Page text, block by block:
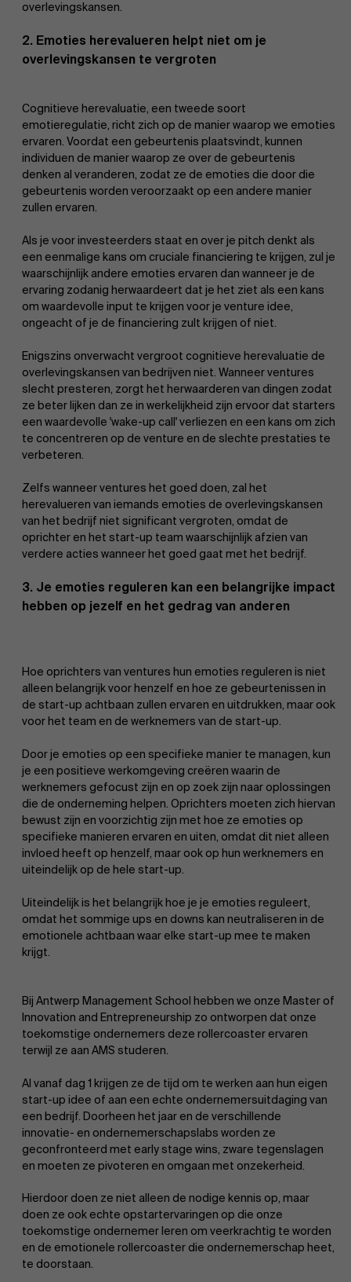
Over Antwerp Management School
Duurzaamheid op AMS
overlevingskansen.
2. Emoties herevalueren helpt niet om je
overlevingskansen te vergroten
Cognitieve herevaluatie, een tweede soort
emotieregulatie, richt zich op de manier waarop we emoties
ervaren. Voordat een gebeurtenis plaatsvindt, kunnen
individuen de manier waarop ze over de gebeurtenis
denken al veranderen, zodat ze de emoties die door die
gebeurtenis worden veroorzaakt op een andere manier
zullen ervaren.
Als je voor investeerders staat en over je pitch denkt als
een eenmalige kans om cruciale financiering te krijgen, zul je
waarschijnlijk andere emoties ervaren dan wanneer je de
ervaring zodanig herwaardeert dat je het ziet als een kans
om waardevolle input te krijgen voor je venture idee,
ongeacht of je de financiering zult krijgen of niet.
Enigszins onverwacht vergroot cognitieve herevaluatie de
overlevingskansen van bedrijven niet. Wanneer ventures
slecht presteren, zorgt het herwaarderen van dingen zodat
ze beter lijken dan ze in werkelijkheid zijn ervoor dat starters
een waardevolle 'wake-up call' verliezen en een kans om zich
te concentreren op de venture en de slechte prestaties te
verbeteren.
Zelfs wanneer ventures het goed doen, zal het
herevalueren van iemands emoties de overlevingskansen
van het bedrijf niet significant vergroten, omdat de
oprichter en het start-up team waarschijnlijk afzien van
verdere acties wanneer het goed gaat met het bedrijf.
3. Je emoties reguleren kan een belangrijke impact
hebben op jezelf en het gedrag van anderen
Hoe oprichters van ventures hun emoties reguleren is niet
alleen belangrijk voor henzelf en hoe ze gebeurtenissen in
de start-up achtbaan zullen ervaren en uitdrukken, maar ook
voor het team en de werknemers van de start-up.
Door je emoties op een specifieke manier te managen, kun
je een positieve werkomgeving creëren waarin de
werknemers gefocust zijn en op zoek zijn naar oplossingen
die de onderneming helpen. Oprichters moeten zich hiervan
bewust zijn en voorzichtig zijn met hoe ze emoties op
specifieke manieren ervaren en uiten, omdat dit niet alleen
invloed heeft op henzelf, maar ook op hun werknemers en
uiteindelijk op de hele start-up.
Uiteindelijk is het belangrijk hoe je je emoties reguleert,
omdat het sommige ups en downs kan neutraliseren in de
emotionele achtbaan waar elke start-up mee te maken
krijgt.
Bij Antwerp Management School hebben we onze Master of
Innovation and Entrepreneurship zo ontworpen dat onze
toekomstige ondernemers deze rollercoaster ervaren
terwijl ze aan AMS studeren.
Al vanaf dag 1 krijgen ze de tijd om te werken aan hun eigen
start-up idee of aan een echte ondernemersuitdaging van
een bedrijf. Doorheen het jaar en de verschillende
innovatie- en ondernemerschapslabs worden ze
geconfronteerd met early stage wins, zware tegenslagen
en moeten ze pivoteren en omgaan met onzekerheid.
Hierdoor doen ze niet alleen de nodige kennis op, maar
doen ze ook echte opstartervaringen op die onze
toekomstige ondernemer leren om veerkrachtig te worden
en de emotionele rollercoaster die ondernemerschap heet,
te doorstaan.